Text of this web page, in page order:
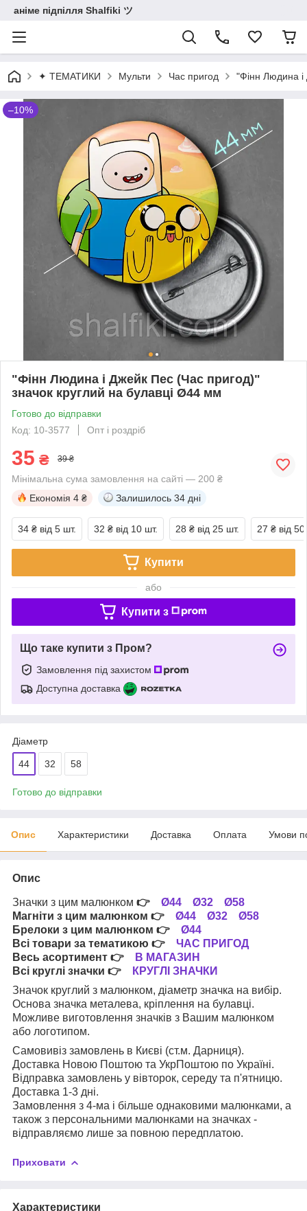
аніме підпілля Shalfiki ツ
✦ ТЕМАТИКИ Мульти Час пригод "Фінн Людина і
–10%
"Фінн Людина і Джейк Пес (Час пригод)"
значок круглий на булавці Ø44 мм
Готово до відправки
Код: 10-3577
Опт і роздріб
35 ₴ 39 ₴
Мінімальна сума замовлення на сайті — 200 ₴
Економія 4 ₴ Залишилось 34 дні
34 ₴ від 5 шт. 32 ₴ від 10 шт. 28 ₴ від 25 шт. 27 ₴ від
Купити
або
Купити з
Що таке купити з Пром?
Замовлення під захистом
Доступна доставка
Діаметр
44 32 58
Готово до відправки
Опис Характеристики Доставка Оплата Умови
Опис
Значки з цим малюнком 👉 Ø44 Ø32
Ø58
Магніти з цим малюнком 👉 Ø44 Ø32
Ø58
Брелоки з цим малюнком 👉 Ø44
Всі товари за тематикою 👉 ЧАС ПРИГОД
Весь асортимент 👉
В МАГАЗИН
Всі круглі значки 👉
КРУГЛІ ЗНАЧКИ
Значок круглий з малюнком, діаметр значка на вибір.
Основа значка металева, кріплення на булавці.
Можливе виготовлення значків з Вашим малюнком
або логотипом.
Самовивіз замовлень в Києві (ст.м. Дарниця).
Доставка Новою Поштою та УкрПоштою по Україні.
Відправка замовлень у вівторок, середу та п'ятницю.
Доставка 1-3 дні.
Замовлення з 4-ма і більше однаковими малюнками, а
також з персональними малюнками на значках -
відправляємо лише за повною передплатою.
Приховати
Характеристики